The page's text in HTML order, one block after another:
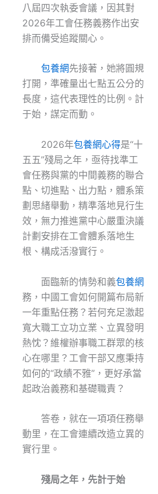
八屆四次執委會議，因其對
2026年工會任務義務作出安
排而備受追蹤關心。
包養網先接著，她將圓規
打開，準確量出七點五公分的
長度，這代表理性的比例。計
于始，謀定而動。
2026年包養網心得是“十
五五”殘局之年，亟待找準工
會任務與黨的中間義務的聯合
點、切進點、出力點，體系策
劃思緒舉動，精準落地見行生
效，無力推進黨中心嚴重決議
計劃安排在工會體系落地生
根、構成活潑實行。
面臨新的情勢和義包養網
務，中國工會如何開篇布局新
一年重點任務？若何充足激起
寬大職工立功立業、立異發明
熱忱？維權辦事職工群眾的核
心在哪里？工會干部又應秉持
如何的“政績不雅”，更好承當
起政治義務和基礎職責？
答卷，就在一項項任務舉
動里，在工會連續改造立異的
實行里。
殘局之年， 先計于始